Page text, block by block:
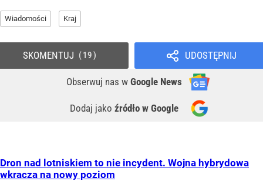
Wiadomości Kraj
UDOSTĘPNIJ
Obserwuj nas w Google News
Dodaj jako źródło w Google
SKOMENTUJ 19
Dron nad lotniskiem to nie incydent. Wojna hybrydowa
wkracza na nowy poziom